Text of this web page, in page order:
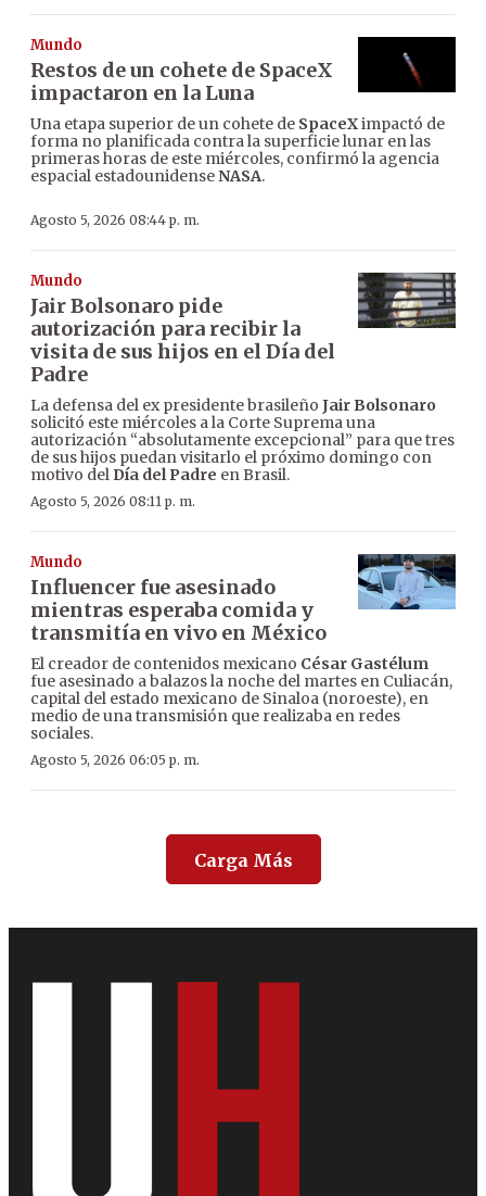
Mundo
Restos de un cohete de SpaceX
impactaron en la Luna
Una etapa superior de un cohete de SpaceXimpactó de
forma no planificada contra la superficie lunar en las
primeras horas de este miércoles, confirmó la agencia
espacial estadounidenseNASA.
Agosto 5, 2026 08:44 p. m.
Mundo
Jair Bolsonaro pide
autorización para recibir la
visita de sus hijos en el Día del
Padre
La defensa del ex presidente brasileño Jair Bolsonaro
solicitó este miércoles a la Corte Suprema una
autorización “absolutamente excepcional” para que tres
de sus hijos puedan visitarlo el próximo domingo con
motivo del Día del Padre en Brasil.
Agosto 5, 2026 08:11 p. m.
Mundo
Influencer fue asesinado
mientras esperaba comida y
transmitía en vivo en México
El creador de contenidos mexicano César Gastélum
fue asesinado a balazos la noche del martes en Culiacán,
capital del estado mexicano de Sinaloa (noroeste), en
medio de una transmisión que realizaba en redes
sociales.
Agosto 5, 2026 06:05 p. m.
Carga Más